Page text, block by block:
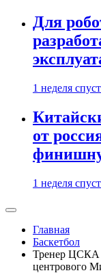
Для
1 неделя
от
1 неделя
Главная
Баскетбол
Тренер ЦСКА
центрового